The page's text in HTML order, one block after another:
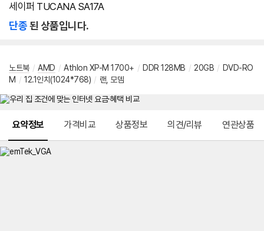
세이퍼 TUCANA SA17A
단종된 상품입니다.
노트북 / AMD / Athlon XP-M 1700+ / DDR 128MB / 20GB / DVD-RO
M / 12.1인치(1024*768) / 랜, 모뎀
요약정보 가격비교 상품정보 의견/리뷰 연관상품